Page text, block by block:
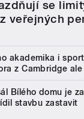
se
veřejných
akademika i
z Cambridge
Bílého domu je
stavbu zastavit